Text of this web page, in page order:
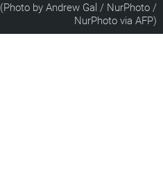
(Photo by Andrew Gal / NurPhoto /
NurPhoto via AFP)